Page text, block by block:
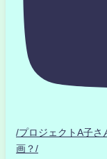
/プロジェクトA子
画？/